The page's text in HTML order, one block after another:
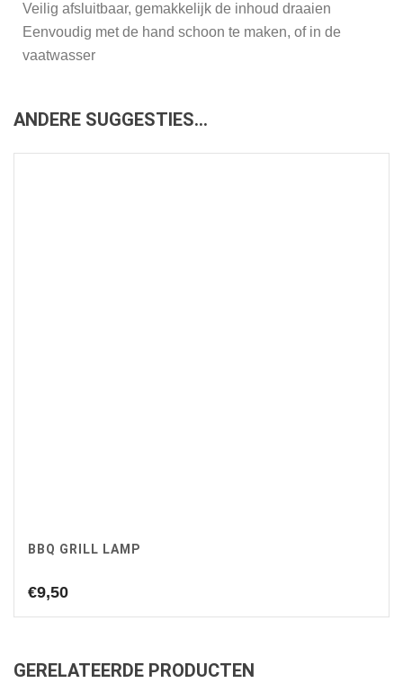
Veilig afsluitbaar, gemakkelijk de inhoud draaien
Eenvoudig met de hand schoon te maken, of in de
vaatwasser
ANDERE SUGGESTIES…
BBQ GRILL LAMP
€9,50
GERELATEERDE PRODUCTEN